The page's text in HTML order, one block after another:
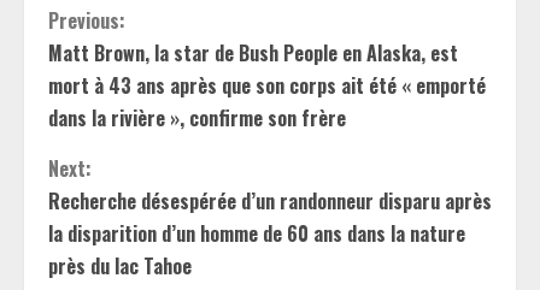
C
o
n
t
i
Previous:
Matt Brown, la star de Bush People en Alaska, est
mort à 43 ans après que son corps ait été « emporté
dans la rivière », confirme son frère
Next:
Recherche désespérée d’un randonneur disparu après
la disparition d’un homme de 60 ans dans la nature
près du lac Tahoe